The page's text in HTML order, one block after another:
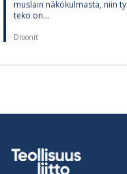
mus­lain nä­kö­kul­masta, niin
teko on...
Droonit